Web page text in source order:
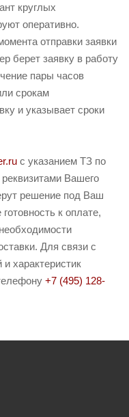
круглых
оперативно.
отправки заявки
берет заявку в работу
пары часов
срокам
и указывает сроки
с указанием ТЗ по
Вашего
решение под Ваш
к оплате,
Для связи с
характеристик
+7 (495) 128-